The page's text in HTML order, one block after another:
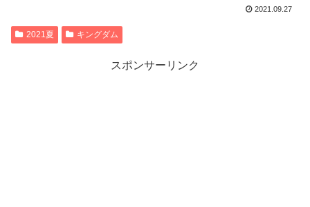
2021.09.27
2021夏 キングダム
スポンサーリンク